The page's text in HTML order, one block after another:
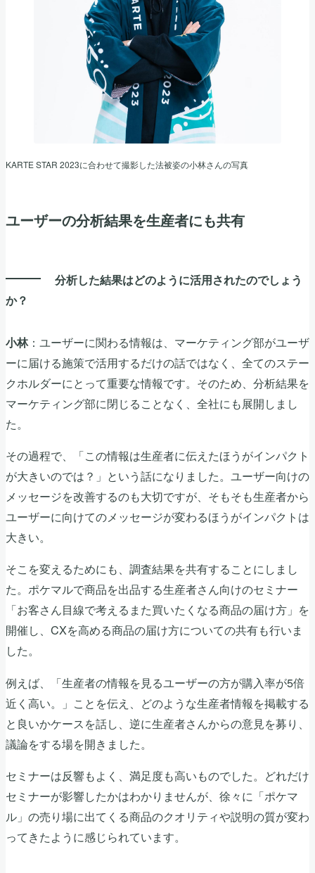
KARTE STAR 2023に合わせて撮影した法被姿の小林さんの写真
ユーザーの分析結果を生産者にも共有
分析した結果はどのように活用されたのでしょう
か？
小林：ユーザーに関わる情報は、マーケティング部がユーザ
ーに届ける施策で活用するだけの話ではなく、全てのステー
クホルダーにとって重要な情報です。そのため、分析結果を
マーケティング部に閉じることなく、全社にも展開しまし
た。
その過程で、「この情報は生産者に伝えたほうがインパクト
が大きいのでは？」という話になりました。ユーザー向けの
メッセージを改善するのも大切ですが、そもそも生産者から
ユーザーに向けてのメッセージが変わるほうがインパクトは
大きい。
そこを変えるためにも、調査結果を共有することにしまし
た。ポケマルで商品を出品する生産者さん向けのセミナー
「お客さん目線で考えるまた買いたくなる商品の届け方」を
開催し、CXを高める商品の届け方についての共有も行いま
した。
例えば、「生産者の情報を見るユーザーの方が購入率が5倍
近く高い。」ことを伝え、どのような生産者情報を掲載する
と良いかケースを話し、逆に生産者さんからの意見を募り、
議論をする場を開きました。
セミナーは反響もよく、満足度も高いものでした。どれだけ
セミナーが影響したかはわかりませんが、徐々に「ポケマ
ル」の売り場に出てくる商品のクオリティや説明の質が変わ
ってきたように感じられています。